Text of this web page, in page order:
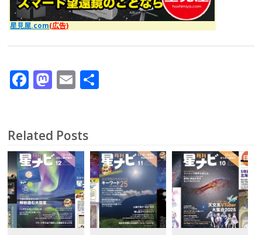
星見屋.com(広告)
F
b
o
o
k
M
d
o
n
E
l
Related Posts